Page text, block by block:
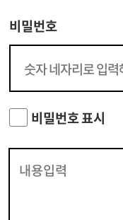
비밀번호
비밀번호 표시